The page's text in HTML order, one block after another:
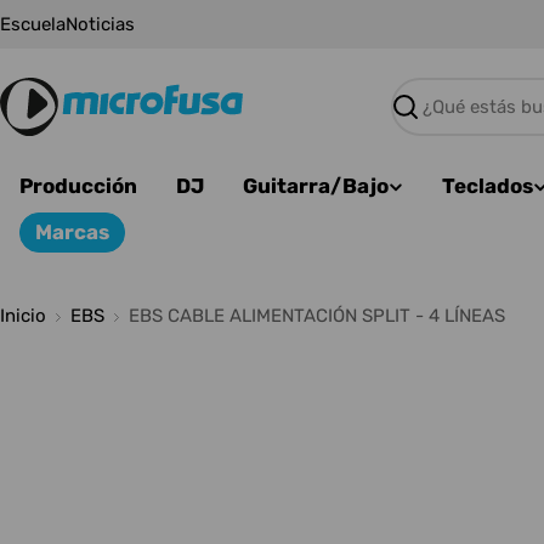
Saltar
EscuelaNoticias
Buscar
Producción DJ Guitarra/Bajo Teclados
Marcas
Inicio EBS EBS CABLE ALIMENTACIÓN SPLIT - 4 LÍNEAS